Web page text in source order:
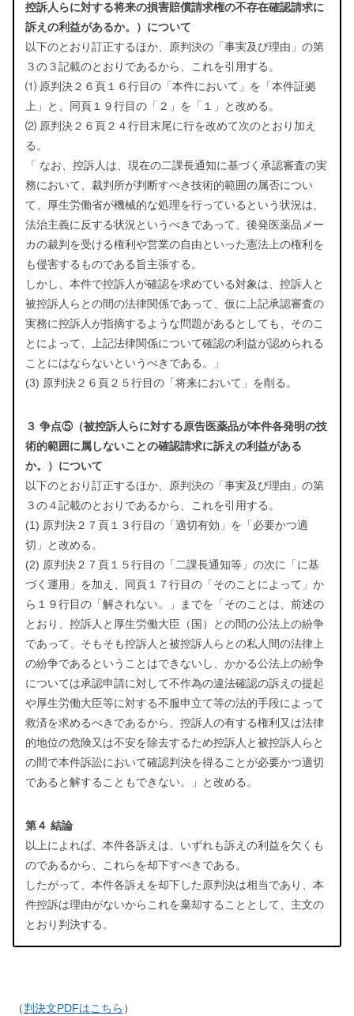
控訴人らに対する将来の損害賠償請求権の不存在確認請求に
訴えの利益があるか。）について
以下のとおり訂正するほか、原判決の「事実及び理由」の第
３の３記載のとおりであるから、これを引用する。
⑴ 原判決２６頁１６行目の「本件において」を「本件証拠
上」と、同頁１９行目の「２」を「１」と改める。
⑵ 原判決２６頁２４行目末尾に行を改めて次のとおり加え
る。
「 なお、控訴人は、現在の二課長通知に基づく承認審査の実
務において、裁判所が判断すべき技術的範囲の属否につい
て、厚生労働省が機械的な処理を行っているという状況は、
法治主義に反する状況というべきであって、後発医薬品メー
カの裁判を受ける権利や営業の自由といった憲法上の権利を
も侵害するものである旨主張する。
しかし、本件で控訴人が確認を求めている対象は、控訴人と
被控訴人らとの間の法律関係であって、仮に上記承認審査の
実務に控訴人が指摘するような問題があるとしても、そのこ
とによって、上記法律関係について確認の利益が認められる
ことにはならないというべきである。」
(3) 原判決２６頁２５行目の「将来において」を削る。
３ 争点⑤（被控訴人らに対する原告医薬品が本件各発明の技
術的範囲に属しないことの確認請求に訴えの利益がある
か。）について
以下のとおり訂正するほか、原判決の「事実及び理由」の第
３の４記載のとおりであるから、これを引用する。
(1) 原判決２７頁１３行目の「適切有効」を「必要かつ適
切」と改める。
(2) 原判決２７頁１５行目の「二課長通知等」の次に「に基
づく運用」を加え、同頁１７行目の「そのことによって」か
ら１９行目の「解されない。」までを「そのことは、前述の
とおり、控訴人と厚生労働大臣（国）との間の公法上の紛争
であって、そもそも控訴人と被控訴人らとの私人間の法律上
の紛争であるということはできないし、かかる公法上の紛争
については承認申請に対して不作為の違法確認の訴えの提起
や厚生労働大臣等に対する不服申立て等の法的手段によって
救済を求めるべきであるから、控訴人の有する権利又は法律
的地位の危険又は不安を除去するため控訴人と被控訴人らと
の間で本件訴訟において確認判決を得ることが必要かつ適切
であると解することもできない。」と改める。
第４ 結論
以上によれば、本件各訴えは、いずれも訴えの利益を欠くも
のであるから、これらを却下すべきである。
したがって、本件各訴えを却下した原判決は相当であり、本
件控訴は理由がないからこれを棄却することとして、主文の
とおり判決する。
（判決文PDFはこちら ）